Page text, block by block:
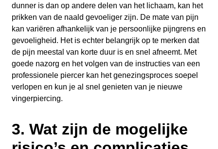
dunner is dan op andere delen van het lichaam, kan het
prikken van de naald gevoeliger zijn. De mate van pijn
kan variëren afhankelijk van je persoonlijke pijngrens en
gevoeligheid. Het is echter belangrijk op te merken dat
de pijn meestal van korte duur is en snel afneemt. Met
goede nazorg en het volgen van de instructies van een
professionele piercer kan het genezingsproces soepel
verlopen en kun je al snel genieten van je nieuwe
vingerpiercing.
3. Wat zijn de mogelijke